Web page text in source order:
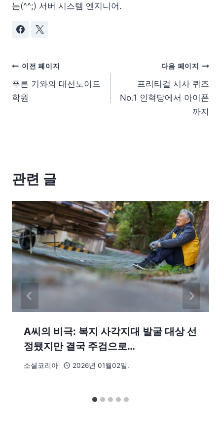
는(^^;) 서버 시스템 엔지니어.
이전 페이지
푸른 기와의 대선노이드
학원
다음 페이지
프리티걸 시사 퀴즈
No.1 인혁당에서 아이폰
까지
관련 글
A씨의 비극: 복지 사각지대 발굴 대상 선
정됐지만 결국 주검으로…
소셜코리아 2026년 01월02일.